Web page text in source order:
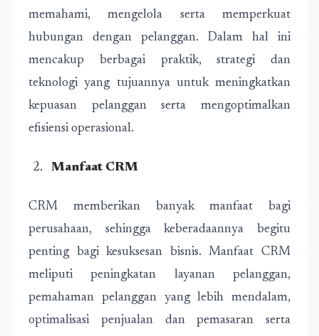
memahami, mengelola serta memperkuat
hubungan dengan pelanggan. Dalam hal ini
mencakup berbagai praktik, strategi dan
teknologi yang tujuannya untuk meningkatkan
kepuasan pelanggan serta mengoptimalkan
efisiensi operasional.
Manfaat CRM
CRM memberikan banyak manfaat bagi
perusahaan, sehingga keberadaannya begitu
penting bagi kesuksesan bisnis. Manfaat CRM
meliputi peningkatan layanan pelanggan,
pemahaman pelanggan yang lebih mendalam,
optimalisasi penjualan dan pemasaran serta